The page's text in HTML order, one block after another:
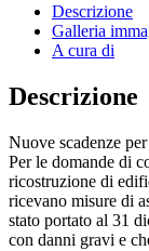
Descrizione
Galleria
A cura di
Descrizione
Nuove scadenze
Per le domande di
ricostruzione di
ricevano misure di
stato portato al 31
con danni gravi e